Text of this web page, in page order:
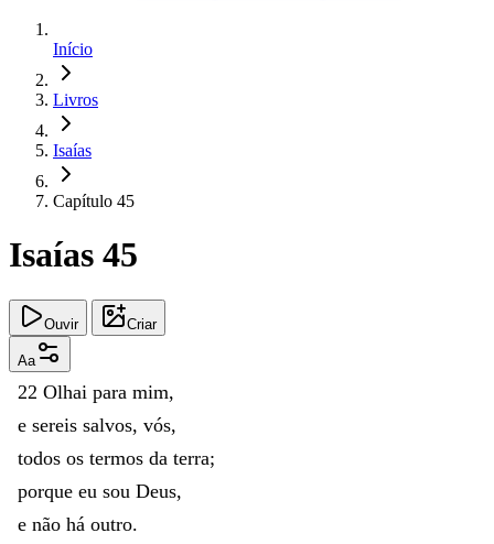
Início
Livros
Isaías
Capítulo 45
Isaías 45
Ouvir Criar
Aa
22 Olhai para mim,
e sereis salvos, vós,
todos os termos da terra;
porque eu sou Deus,
e não há outro.